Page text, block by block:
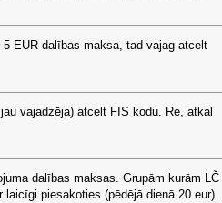
EUR dalības maksa, tad vajag atcelt
vajadzēja) atcelt FIS kodu. Re, atkal
dalības maksas. Grupām kurām LČ
piesakoties (pēdējā dienā 20 eur).